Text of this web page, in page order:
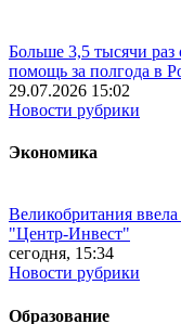
Больше 3,5 тысячи
помощь за полгода в
29.07.2026 15:02
Новости рубрики
Экономика
Великобритания
"Центр-Инвест"
сегодня, 15:34
Новости рубрики
Образование